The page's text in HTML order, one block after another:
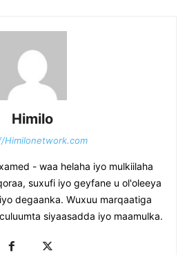
Himilo
Himilonetwork.com
- waa helaha iyo mulkiilaha
suxufi iyo geyfane u ol'oleeya
degaanka. Wuxuu marqaatiga
siyaasadda iyo maamulka.